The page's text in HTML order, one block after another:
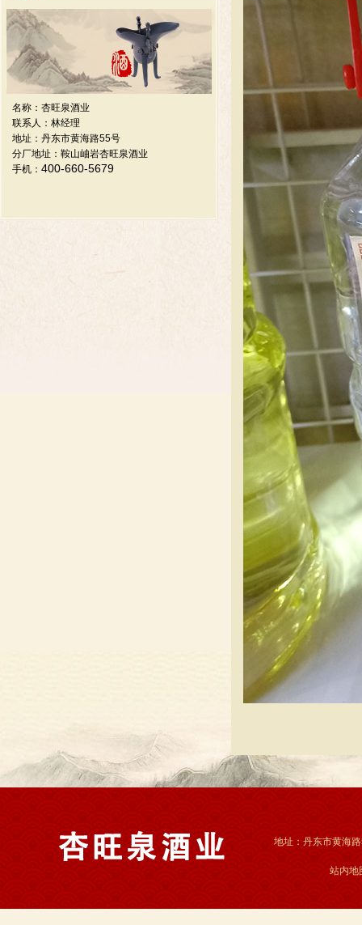
名称：杏旺泉酒业
联系人：林经理
地址：丹东市黄海路55号
分厂地址：鞍山岫岩杏旺泉酒业
手机： 400-660-5679
地址：丹东市黄海
站内地